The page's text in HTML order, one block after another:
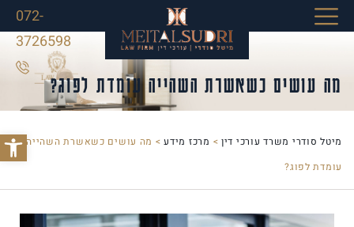
פתח
072-
3726598
מה עושים כשאשרת השהייה עומדת לפוג?
מיטל סודרי משרד עורכי דין > מרכז מידע> מה עושים כשאשרת השהייה
עומדת לפוג?